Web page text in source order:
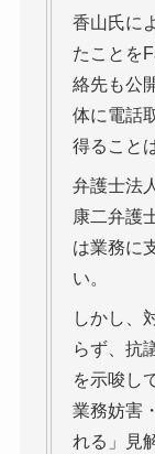
香山氏に
たことを
絡先も公
体に電話
得ること
弁護士法
康二弁護
は業務に
い。
しかし、
らず、抗
を示唆し
業務妨害
れる」見